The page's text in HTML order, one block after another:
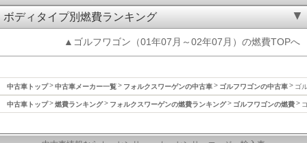
ボディタイプ別燃費ランキング
▲ゴルフワゴン（01年07月～02年07月）の燃費TOPへ
中古車トップ 中古車メーカー一覧 フォルクスワーゲンの中古車 ゴルフワゴンの中古車 ゴ
中古車トップ 燃費ランキング フォルクスワーゲンの燃費ランキング ゴルフワゴンの燃費